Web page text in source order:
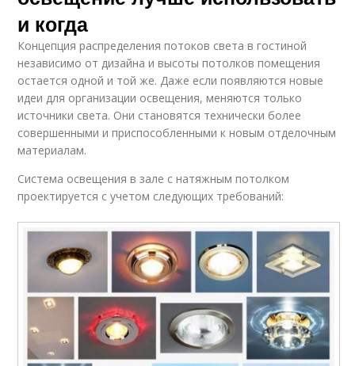
и когда
Концепция распределения потоков света в гостиной
независимо от дизайна и высоты потолков помещения
остается одной и той же. Даже если появляются новые
идеи для организации освещения, меняются только
источники света. Они становятся технически более
совершенными и приспособленными к новым отделочным
материалам.
Система освещения в зале с натяжным потолком
проектируется с учетом следующих требований: